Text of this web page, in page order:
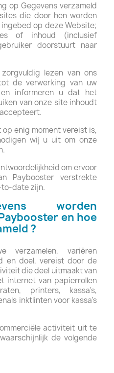
op Gegevens verzameld
die door hen worden
op deze Website;
of inhoud (inclusief
doorstuurt naar
lezen van ons
de verwerking van uw
en informeren u dat het
van onze site inhoudt
enig moment vereist is,
wij u uit om onze
om ervoor
Paybooster verstrekte
to-date zijn.
worden
en hoe
?
verzamelen, variëren
en doel, vereist door de
die deel uitmaakt van
internet van papierrollen
printers, kassa's,
inktlinten voor kassa's
activiteit uit te
de volgende